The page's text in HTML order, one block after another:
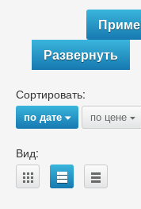
Развернуть
Сортировать:
по дате{ по цене {
Вид:
A B C